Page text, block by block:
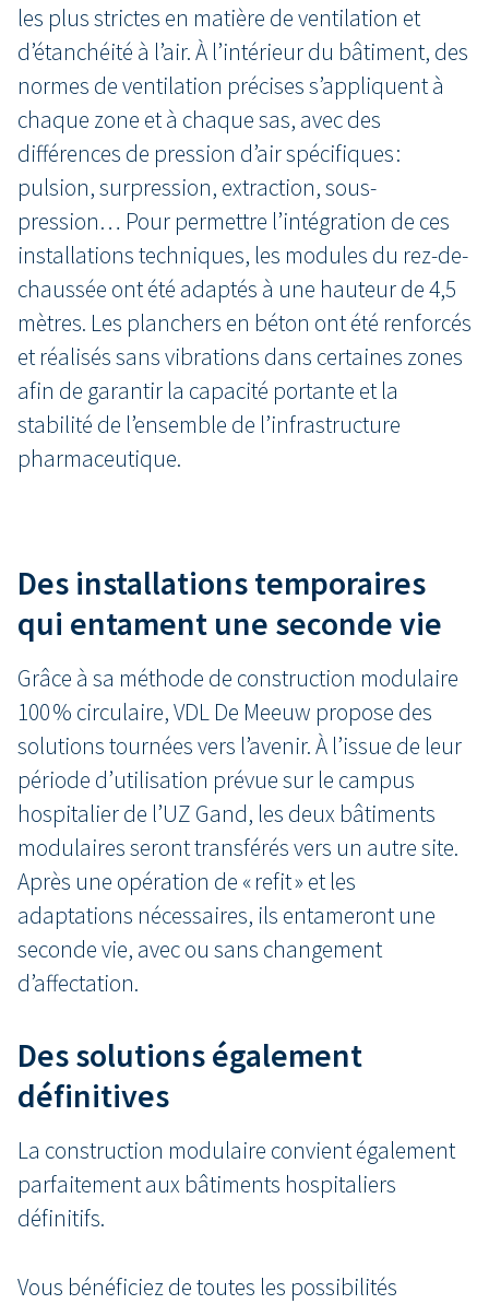
les plus strictes en matière de ventilation et
d’étanchéité à l’air. À l’intérieur du bâtiment, des
normes de ventilation précises s’appliquent à
chaque zone et à chaque sas, avec des
différences de pression d’air spécifiques :
pulsion, surpression, extraction, sous-
pression… Pour permettre l’intégration de ces
installations techniques, les modules du rez-de-
chaussée ont été adaptés à une hauteur de 4,5
mètres. Les planchers en béton ont été renforcés
et réalisés sans vibrations dans certaines zones
afin de garantir la capacité portante et la
stabilité de l’ensemble de l’infrastructure
pharmaceutique.
Des installations temporaires
qui entament une seconde vie
Grâce à sa méthode de construction modulaire
100 % circulaire, VDL De Meeuw propose des
solutions tournées vers l’avenir. À l’issue de leur
période d’utilisation prévue sur le campus
hospitalier de l’UZ Gand, les deux bâtiments
modulaires seront transférés vers un autre site.
Après une opération de « refit » et les
adaptations nécessaires, ils entameront une
seconde vie, avec ou sans changement
d’affectation.
Des solutions également
définitives
La construction modulaire convient également
parfaitement aux bâtiments hospitaliers
définitifs.
Vous bénéficiez de toutes les possibilités